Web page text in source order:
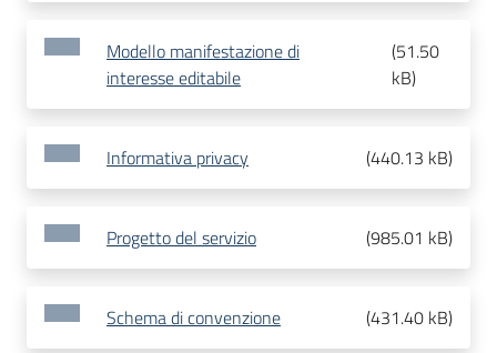
Modello manifestazione di
interesse editabile
(51.50
kB)
Informativa privacy (440.13 kB)
Progetto del servizio (985.01 kB)
Schema di convenzione (431.40 kB)